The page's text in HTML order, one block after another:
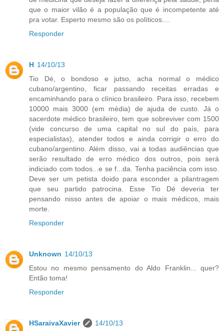
que o maior vilão é a população que é incompetente até
pra votar. Esperto mesmo são os políticos....
Responder
H 14/10/13
Tio Dé, o bondoso e jutso, acha normal o médico
cubano/argentino, ficar passando receitas erradas e
encaminhando para o clínico brasileiro. Para isso, recebem
10000 mais 3000 (em média) de ajuda de custo. Já o
sacerdote médico brasileiro, tem que sobreviver com 1500
(vide concurso de uma capital no sul do país, para
especialistas), atender todos e ainda corrigir o erro do
cubano/argentino. Além disso, vai a todas audiências que
serão resultado de erro médico dos outros, pois será
indiciado com todos...e se f...da. Tenha paciência com isso.
Deve ser um petista doido para esconder a pilantragem
que seu partido patrocina. Esse Tio Dé deveria ter
pensando nisso antes de apoiar o mais médicos, mais
morte.
Responder
Unknown 14/10/13
Estou no mesmo pensamento do Aldo Franklin... quer?
Então toma!
Responder
HSaraivaXavier
14/10/13